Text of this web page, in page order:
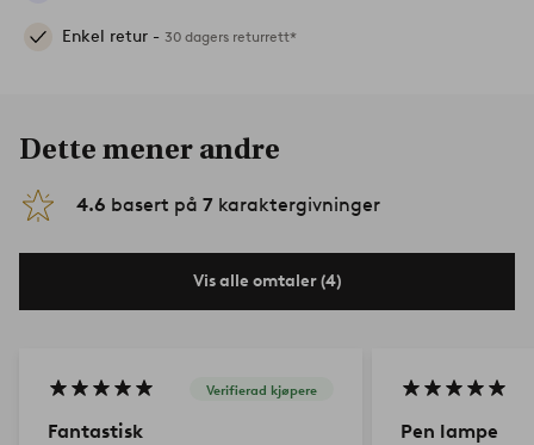
Enkel retur - 30 dagers returrett*
Dette mener andre
4.6 basert på 7 karaktergivninger
Vis alle omtaler (4)
Verifierad kjøpere
Fantastisk Pen lampe